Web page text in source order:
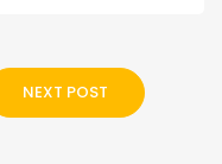
NEXT POST